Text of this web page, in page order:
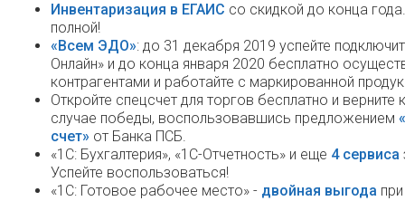
Инвентаризация в ЕГАИС со скидкой до конца
полной!
«Всем ЭДО»: до 31 декабря 2019 успейте
Онлайн» и до конца января 2020 бесплатно
контрагентами и работайте с маркированной
Откройте спецсчет для торгов бесплатно и
случае победы, воспользовавшись предложением
счет» от Банка ПСБ.
«1С: Бухгалтерия», «1С-Отчетность» и еще 4 сервиса
Успейте воспользоваться!
«1С: Готовое рабочее место» - двойная выгода